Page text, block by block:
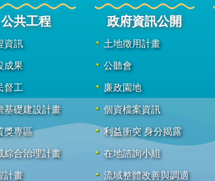
公共工程
資訊
成果
督工
基礎建設計畫
獎專區
綜合治理計畫
計畫
政府資訊公開
土地徵用計畫
公聽會
廉政園地
個資檔案資訊
利益衝突 身分揭露
在地諮詢小組
流域整體改善與調適